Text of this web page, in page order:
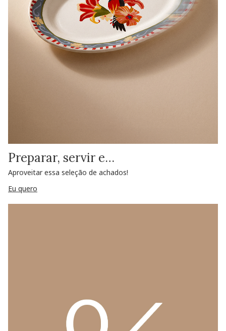
Preparar, servir e…
Aproveitar essa seleção de achados!
Eu quero